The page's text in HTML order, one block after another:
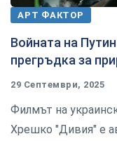
АРТ ФАКТОР
Войната на
прегръдка за
29 Септември, 2025
Филмът на
Хрешко "Дивия" е